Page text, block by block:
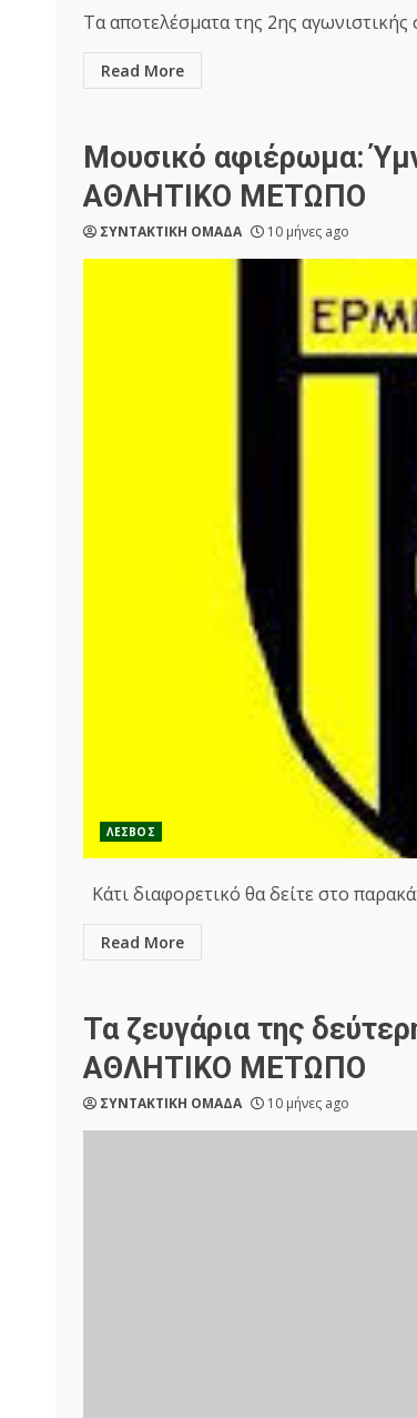
Τα αποτελέσματα της 2ης
Read More
Μουσικό αφιέρωμα:
ΑΘΛΗΤΙΚΟ ΜΕΤΩΠΟ
ΣΥΝΤΑΚΤΙΚΗ ΟΜΑΔΑ 10 μήνες ago
ΛΕΣΒΟΣ
Κάτι διαφορετικό θα δείτε στο
Read More
Τα ζευγάρια της
ΑΘΛΗΤΙΚΟ ΜΕΤΩΠΟ
ΣΥΝΤΑΚΤΙΚΗ ΟΜΑΔΑ 10 μήνες ago